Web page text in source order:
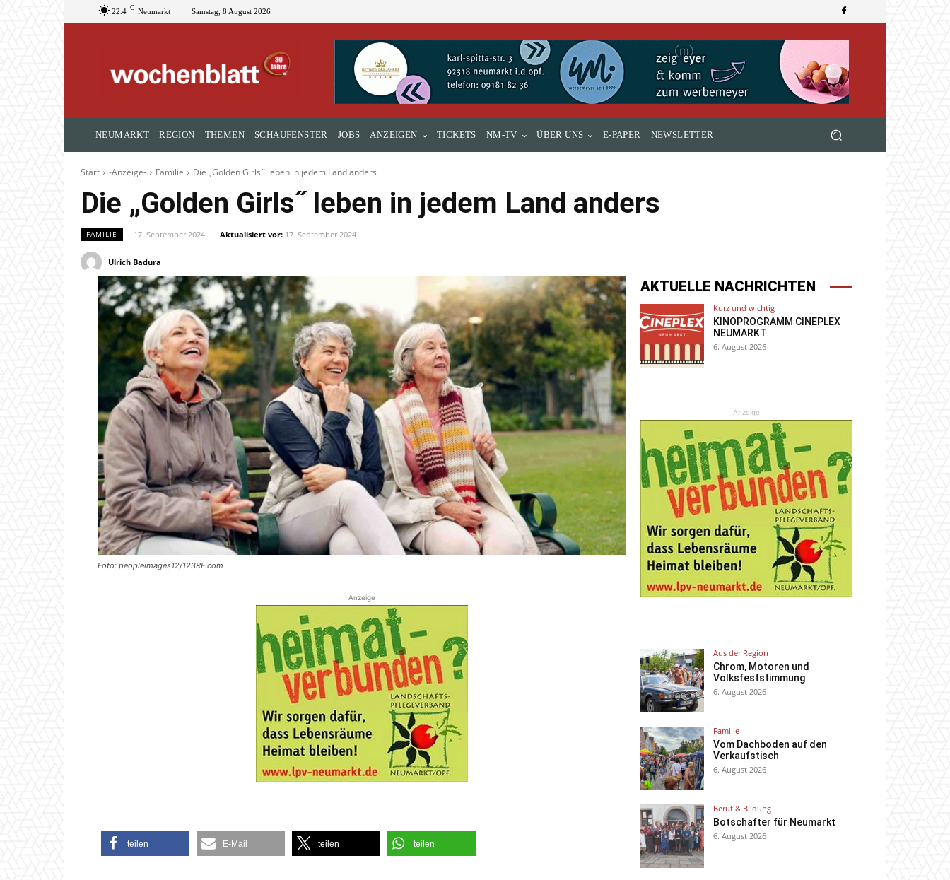
22.4 C Neumarkt Samstag, 8 August 2026
NEUMARKT REGION THEMEN SCHAUFENSTER JOBS ANZEIGEN TICKETS NM-TV ÜBER UNS E-PAPER NEWSLETTER
Start -Anzeige- Familie Die „Golden Girls˝ leben in jedem Land anders
Die „Golden Girls˝ leben in jedem Land anders
FAMILIE 17. September 2024 Aktualisiert vor: 17. September 2024
Ulrich Badura
Foto: peopleimages12/123RF.com
Anzeige
teilen E-Mail teilen teilen
AKTUELLE NACHRICHTEN
Kurz und wichtig
KINOPROGRAMM CINEPLEX
NEUMARKT
6. August 2026
Anzeige
Aus der Region
Chrom, Motoren und
Volksfeststimmung
6. August 2026
Familie
Vom Dachboden auf den
Verkaufstisch
6. August 2026
Beruf & Bildung
Botschafter für Neumarkt
6. August 2026